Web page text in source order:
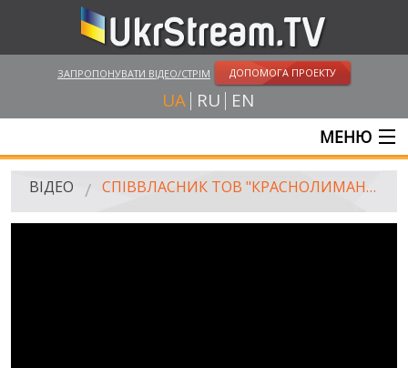
ЗАПРОПОНУВАТИ ВІДЕО/СТРІМ ДОПОМОГА ПРОЕКТУ
UA RU EN
МЕНЮ
ГОЛОВНА
ВІДЕО СПІВВЛАСНИК ТОВ "КРАСНОЛИМАНСЬКА" ПРО СИТУАЦІЮ НА ШАХТІ